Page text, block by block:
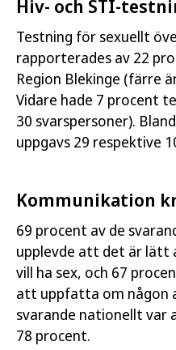
Hiv- och STI-
Testning för sexuellt
rapporterades av 22
Region Blekinge (färre
Vidare hade 7 procent
30 svarspersoner).
uppgavs 29 respektive
Kommunikation
69 procent av de
upplevde att det är lätt
vill ha sex, och 67
att uppfatta om någon
svarande nationellt var
78 procent.